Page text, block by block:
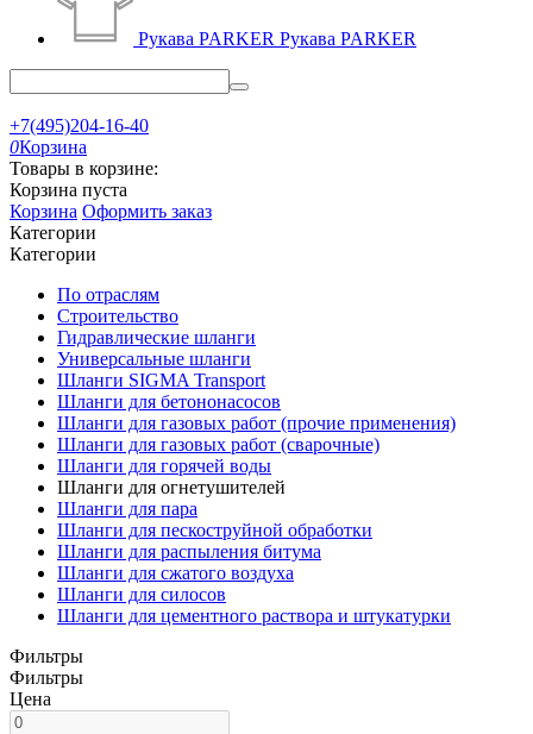
Рукава PARKER Рукава PARKER
+7(495)204-16-40
0Корзина
Товары в корзине:
Корзина пуста
Корзина Оформить заказ
Категории
Категории
По отраслям
Строительство
Гидравлические шланги
Универсальные шланги
Шланги SIGMA Transport
Шланги для бетононасосов
Шланги для газовых работ (прочие применения)
Шланги для газовых работ (сварочные)
Шланги для горячей воды
Шланги для огнетушителей
Шланги для пара
Шланги для пескоструйной обработки
Шланги для распыления битума
Шланги для сжатого воздуха
Шланги для силосов
Шланги для цементного раствора и штукатурки
Фильтры
Фильтры
Цена